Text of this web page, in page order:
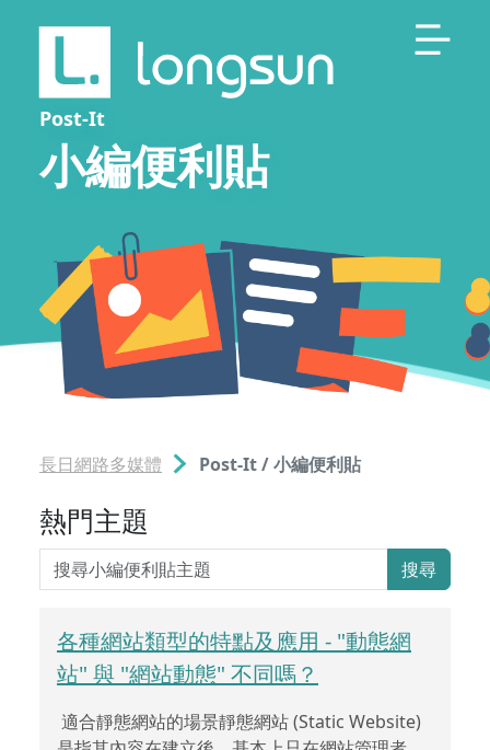
Post-It
小編便利貼
長日網路多媒體 Post-It / 小編便利貼
熱門主題
搜尋
各種網站類型的特點及應用 - "動態網
站" 與 "網站動態" 不同嗎？
適合靜態網站的場景靜態網站 (Static Website)